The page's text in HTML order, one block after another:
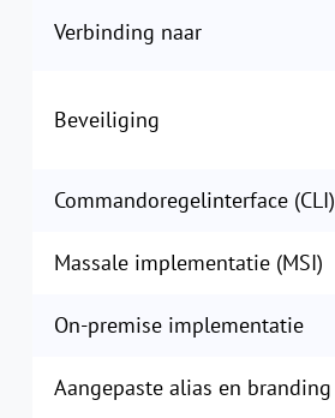
Verbinding naar
Beveiliging
Commandoregelinterface (CLI)
Massale implementatie (MSI)
On-premise implementatie
Aangepaste alias en branding